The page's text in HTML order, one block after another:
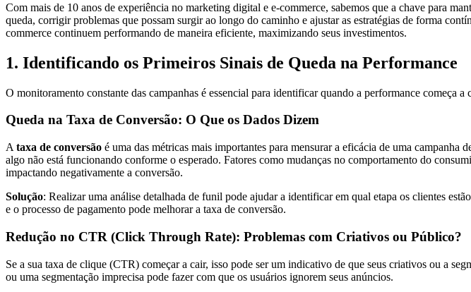
Com mais de 10 anos de experiência no marketing digital e e-commerce, sabemos que a chave para
queda, corrigir problemas que possam surgir ao longo do caminho e ajustar as estratégias de forma
commerce continuem performando de maneira eficiente, maximizando seus investimentos.
1. Identificando os Primeiros Sinais de Queda na Performance
O monitoramento constante das campanhas é essencial para identificar quando a performance começa
Queda na Taxa de Conversão: O Que os Dados Dizem
A taxa de conversão é uma das métricas mais importantes para mensurar a eficácia de uma
algo não está funcionando conforme o esperado. Fatores como mudanças no comportamento do
impactando negativamente a conversão.
Solução: Realizar uma análise detalhada de funil pode ajudar a identificar em qual etapa os clientes
e o processo de pagamento pode melhorar a taxa de conversão.
Redução no CTR (Click Through Rate): Problemas com Criativos ou Público?
Se a sua taxa de clique (CTR) começar a cair, isso pode ser um indicativo de que seus criativos ou a
ou uma segmentação imprecisa pode fazer com que os usuários ignorem seus anúncios.